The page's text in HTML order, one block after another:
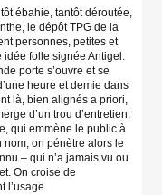
ébahie, tantôt déroutée,
le dépôt TPG de la
personnes, petites et
idée folle signée Antigel.
porte s’ouvre et se
heure et demie dans
là, bien alignés a priori,
d’un trou d’entretien:
qui emmène le public à
nom, on pénètre alors le
– qui n’a jamais vu ou
On croise de
l’usage.